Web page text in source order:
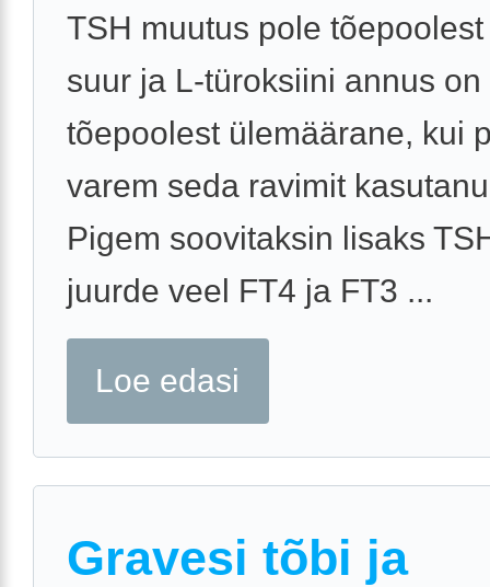
TSH muutus pole
suur ja L-türoksiini annus on
tõepoolest ülemäärane, kui
varem seda ravimit
Pigem soovitaksin lisaks
juurde veel FT4 ja FT3 ...
Loe edasi
Gravesi tõbi ja